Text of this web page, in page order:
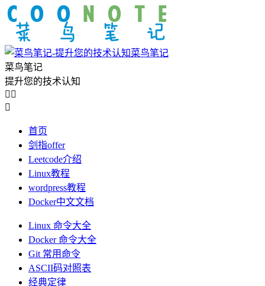
菜鸟笔记
菜鸟笔记
提升您的技术认知
 

首页
剑指offer
Leetcode介绍
Linux教程
wordpress教程
Docker中文文档
Linux 命令大全
Docker 命令大全
Git 常用命令
ASCII码对照表
经典定律